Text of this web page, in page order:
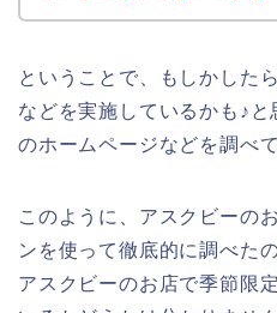
ということで、もしかした
などを実施しているかも♪
のホームページなどを調べ
このように、アスクビーの
ンを使って徹底的に調べた
アスクビーのお店で季節限